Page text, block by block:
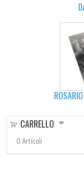
CARRELLO
0 Articoli